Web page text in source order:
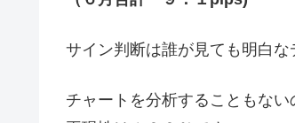
サイン判断は誰が見ても明白な
チャートを分析することもない